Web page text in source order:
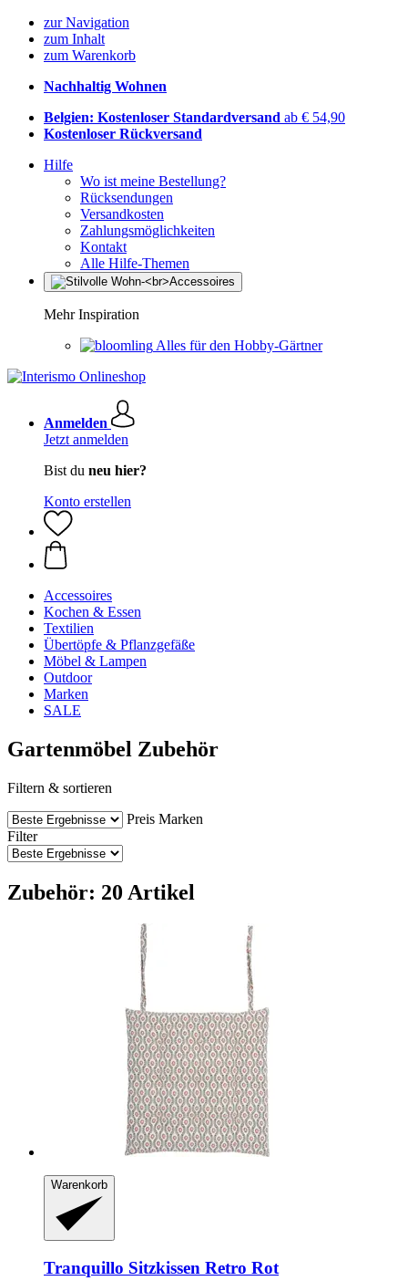
zur Navigation
zum Inhalt
zum Warenkorb
Nachhaltig Wohnen
Belgien: Kostenloser Standardversand ab € 54,90
Kostenloser Rückversand
Hilfe
Wo ist meine Bestellung?
Rücksendungen
Versandkosten
Zahlungsmöglichkeiten
Kontakt
Alle Hilfe-Themen
Mehr Inspiration
Alles für den Hobby-Gärtner
Anmelden
Jetzt anmelden
Bist du neu hier?
Konto erstellen
Accessoires
Kochen & Essen
Textilien
Übertöpfe & Pflanzgefäße
Möbel & Lampen
Outdoor
Marken
SALE
Gartenmöbel Zubehör
Filtern & sortieren
Preis Marken
Filter
Zubehör: 20 Artikel
Warenkorb
Tranquillo Sitzkissen Retro Rot